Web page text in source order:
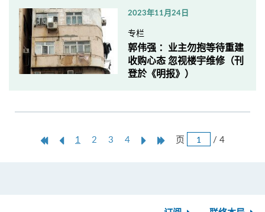
2023年11月24日
专栏
郭伟强 ：业主勿抱等待重建
收购心态 忽视楼宇维修（刊
登於《明报》）
第
上
1 2 3 4
NextLast页 / 4跳